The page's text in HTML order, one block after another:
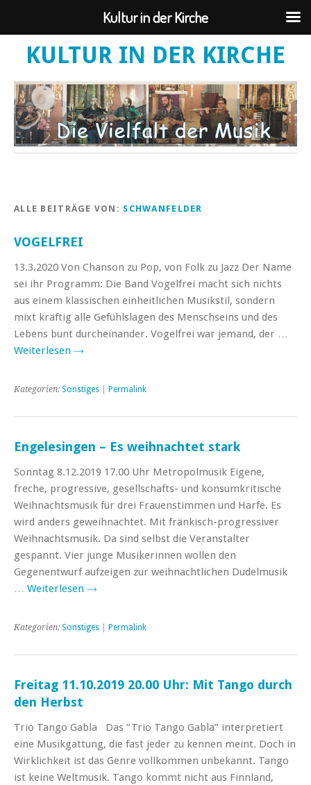
KULTUR IN DER KIRCHE
ALLE BEITRÄGE VON: SCHWANFELDER
VOGELFREI
13.3.2020 Von Chanson zu Pop, von Folk zu Jazz Der Name
sei ihr Programm: Die Band Vogelfrei macht sich nichts
aus einem klassischen einheitlichen Musikstil, sondern
mixt kräftig alle Gefühlslagen des Menschseins und des
Lebens bunt durcheinander. Vogelfrei war jemand, der …
Weiterlesen →
Kategorien: Sonstiges Permalink
Engelesingen – Es weihnachtet stark
Sonntag 8.12.2019 17.00 Uhr Metropolmusik Eigene,
freche, progressive, gesellschafts- und konsumkritische
Weihnachtsmusik für drei Frauenstimmen und Harfe. Es
wird anders geweihnachtet. Mit fränkisch-progressiver
Weihnachtsmusik. Da sind selbst die Veranstalter
gespannt. Vier junge Musikerinnen wollen den
Gegenentwurf aufzeigen zur weihnachtlichen Dudelmusik
… Weiterlesen →
Kategorien: Sonstiges Permalink
Freitag 11.10.2019 20.00 Uhr: Mit Tango durch
den Herbst
Trio Tango Gabla Das “Trio Tango Gabla” interpretiert
eine Musikgattung, die fast jeder zu kennen meint. Doch in
Wirklichkeit ist das Genre vollkommen unbekannt. Tango
ist keine Weltmusik. Tango kommt nicht aus Finnland,
Kultur in der Kirche